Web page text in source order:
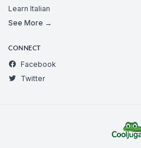
Learn Italian
See More →
CONNECT
Facebook
Twitter